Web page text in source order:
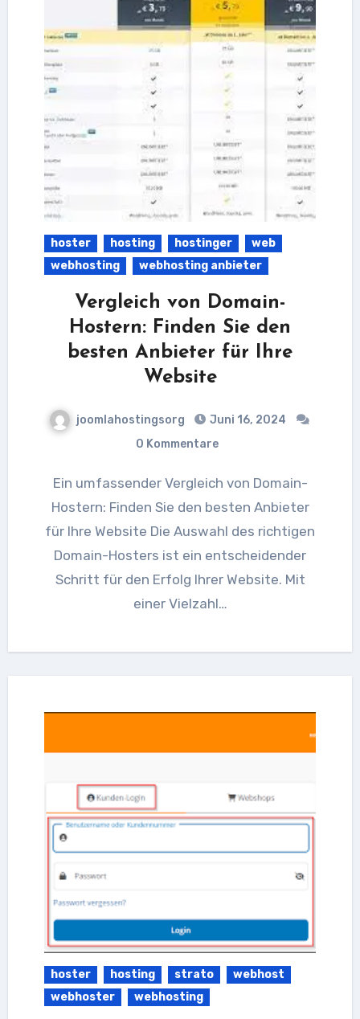
hoster hosting hostinger
web
webhosting
webhosting anbieter
Vergleich von Domain-
Hostern: Finden Sie den
besten Anbieter für Ihre
Website
joomlahostingsorg
Juni 16, 2024
0 Kommentare
Ein umfassender Vergleich von Domain-
Hostern: Finden Sie den besten Anbieter
für Ihre Website Die Auswahl des richtigen
Domain-Hosters ist ein entscheidender
Schritt für den Erfolg Ihrer Website. Mit
einer Vielzahl…
hoster hosting strato
webhost
webhoster
webhosting